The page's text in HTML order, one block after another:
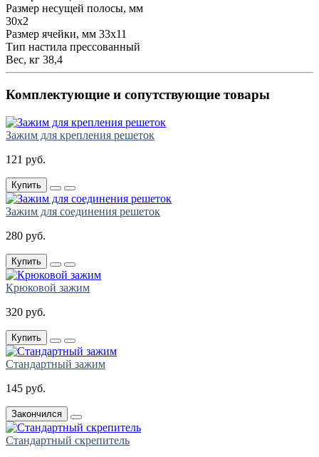
Размер несущей полосы, мм
30х2
Размер ячейки, мм 33х11
Тип настила прессованный
Вес, кг 38,4
Комплектующие и сопутствующие товары
Зажим для крепления решеток
121 руб.
Купить
Зажим для соединения решеток
280 руб.
Купить
Крюковой зажим
320 руб.
Купить
Стандартный зажим
145 руб.
Закончился
Стандартный скрепитель